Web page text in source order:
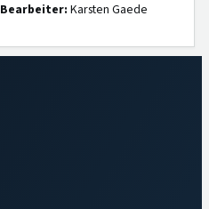
Bearbeiter: Karsten Gaede